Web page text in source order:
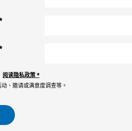
阅读隐私政策 *
、邀请或满意度调查等。